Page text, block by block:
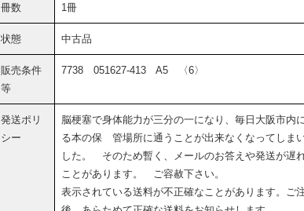
冊数 1冊
状態 中古品
販売条件
等
7738 051627-413 A5 〈6〉
発送ポリ
シー
脳梗塞で身体能力が三分の一になり、毎日大阪市内
る本の保 管場所に通うことが出来なくなってしま
した。 そのため暫く、メールのお答えや発送が遅
ことがあります。 ご容赦下さい。
表示されている送料が不正確なことがあります。ご